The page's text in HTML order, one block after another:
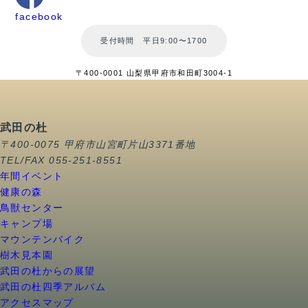
facebook
受付時間 平日9:00〜1700
〒400-0001 山梨県甲府市和田町3004-1
武田の杜
〒400-0075 甲府市山宮町片山3371番地
TEL/FAX 055-251-8551
年間イベント
健康の森
鳥獣センター
キャンプ場
マウンテンバイク
樹木見本園
武田の杜からの展望
武田の杜四季アルバム
アクセスマップ